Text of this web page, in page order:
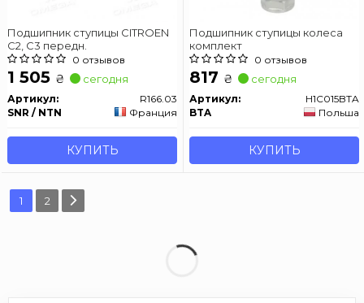
Подшипник ступицы CITROEN
C2, C3 передн.
0 отзывов
1 505 ₴ сегодня
Артикул:
R166.03
SNR / NTN
Франция
КУПИТЬ
Подшипник ступицы колеса
комплект
0 отзывов
817 ₴ сегодня
Артикул:
H1C015BTA
BTA
Польша
КУПИТЬ
1 2